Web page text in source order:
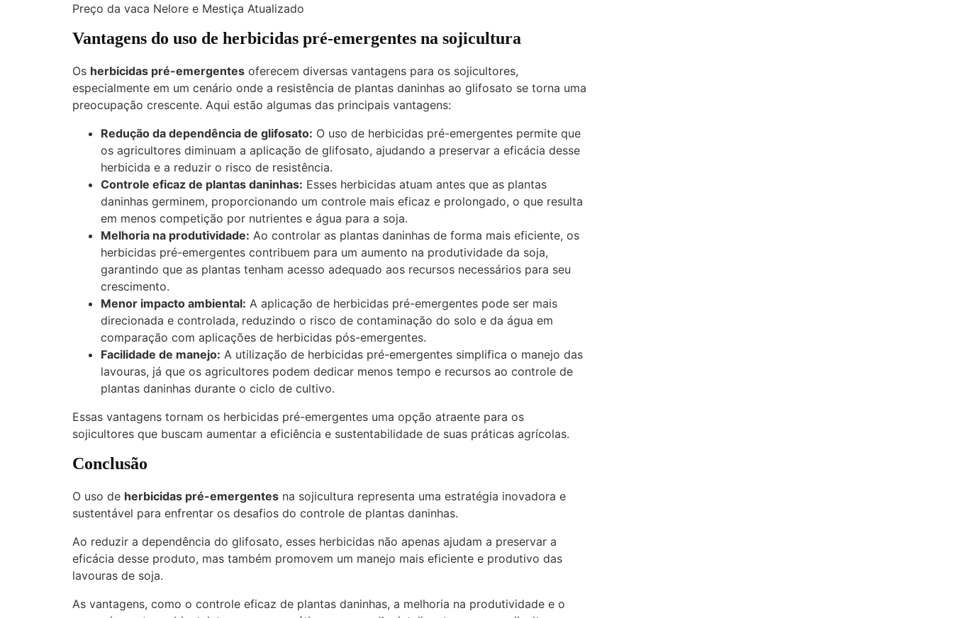
Preço da vaca Nelore e Mestiça Atualizado
Vantagens do uso de herbicidas pré-emergentes na sojicultura
Os herbicidas pré-emergentes oferecem diversas vantagens para os sojicultores,
especialmente em um cenário onde a resistência de plantas daninhas ao glifosato se torna uma
preocupação crescente. Aqui estão algumas das principais vantagens:
Redução da dependência de glifosato: O uso de herbicidas pré-emergentes permite que
os agricultores diminuam a aplicação de glifosato, ajudando a preservar a eficácia desse
herbicida e a reduzir o risco de resistência.
Controle eficaz de plantas daninhas: Esses herbicidas atuam antes que as plantas
daninhas germinem, proporcionando um controle mais eficaz e prolongado, o que resulta
em menos competição por nutrientes e água para a soja.
Melhoria na produtividade: Ao controlar as plantas daninhas de forma mais eficiente, os
herbicidas pré-emergentes contribuem para um aumento na produtividade da soja,
garantindo que as plantas tenham acesso adequado aos recursos necessários para seu
crescimento.
Menor impacto ambiental: A aplicação de herbicidas pré-emergentes pode ser mais
direcionada e controlada, reduzindo o risco de contaminação do solo e da água em
comparação com aplicações de herbicidas pós-emergentes.
Facilidade de manejo: A utilização de herbicidas pré-emergentes simplifica o manejo das
lavouras, já que os agricultores podem dedicar menos tempo e recursos ao controle de
plantas daninhas durante o ciclo de cultivo.
Essas vantagens tornam os herbicidas pré-emergentes uma opção atraente para os
sojicultores que buscam aumentar a eficiência e sustentabilidade de suas práticas agrícolas.
Conclusão
O uso de herbicidas pré-emergentes na sojicultura representa uma estratégia inovadora e
sustentável para enfrentar os desafios do controle de plantas daninhas.
Ao reduzir a dependência do glifosato, esses herbicidas não apenas ajudam a preservar a
eficácia desse produto, mas também promovem um manejo mais eficiente e produtivo das
lavouras de soja.
As vantagens, como o controle eficaz de plantas daninhas, a melhoria na produtividade e o